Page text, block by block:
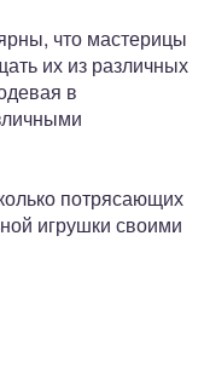
что мастерицы
их из различных
в
потрясающих
игрушки своими